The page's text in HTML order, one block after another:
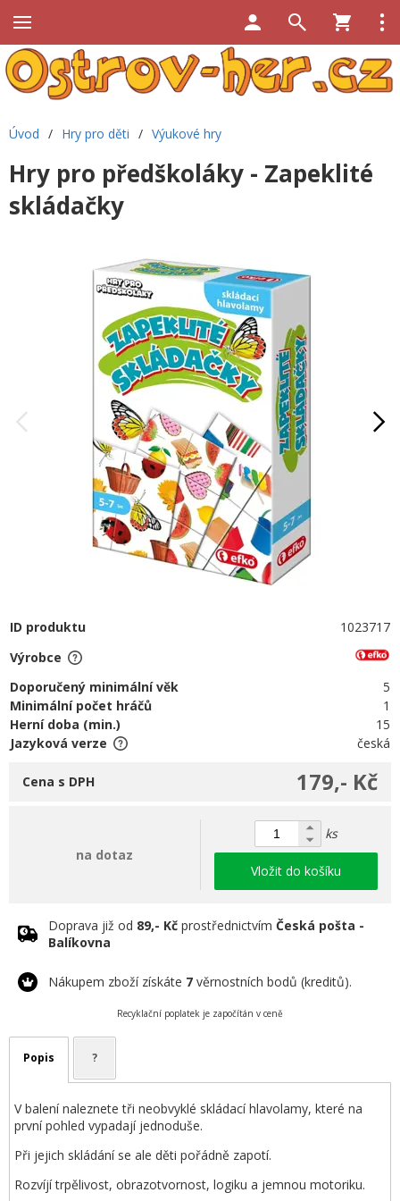
Úvod / Hry pro děti / Výukové hry
Hry pro předškoláky - Zapeklité
skládačky
ID produktu
1023717
Výrobce
Doporučený minimální věk
5
Minimální počet hráčů
1
Herní doba (min.)
15
Jazyková verze
česká
179,- Kč
Cena s DPH
na dotaz
ks
Vložit do košíku
Doprava již od 89,- Kč prostřednictvím Česká pošta -
Balíkovna
Nákupem zboží získáte 7 věrnostních bodů (kreditů).
Recyklační poplatek je započítán v ceně
Popis ?
V balení naleznete tři neobvyklé skládací hlavolamy, které na
první pohled vypadají jednoduše.
Při jejich skládání se ale děti pořádně zapotí.
Rozvíjí trpělivost, obrazotvornost, logiku a jemnou motoriku.